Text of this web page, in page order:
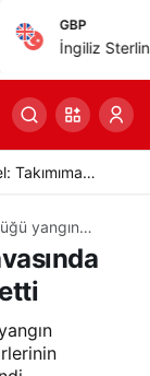
İngiliz Sterlini 64,21
Takımıma
yangın
kontrol tedbiri
0 Paylaş